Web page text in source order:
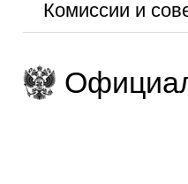
Комиссии и